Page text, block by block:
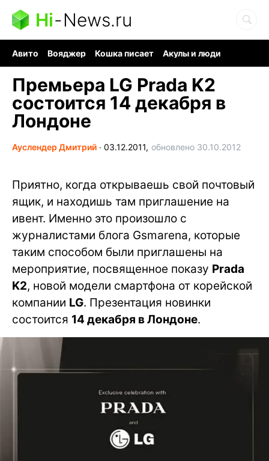
Hi-News.ru
Авито Вояджер Кошка писает
Акулы и люди
Премьера LG Prada K2
состоится 14 декабря в
Лондоне
Ауслендер Дмитрий ∙ 03.12.2011, обновлено 30.10.2012
Приятно, когда открываешь свой почтовый
ящик, и находишь там приглашение на
ивент. Именно это произошло с
журналистами блога Gsmarena, которые
таким способом были приглашены на
мероприятие, посвященное показу Prada
K2, новой модели смартфона от корейской
компании LG. Презентация новинки
состоится 14 декабря в Лондоне.